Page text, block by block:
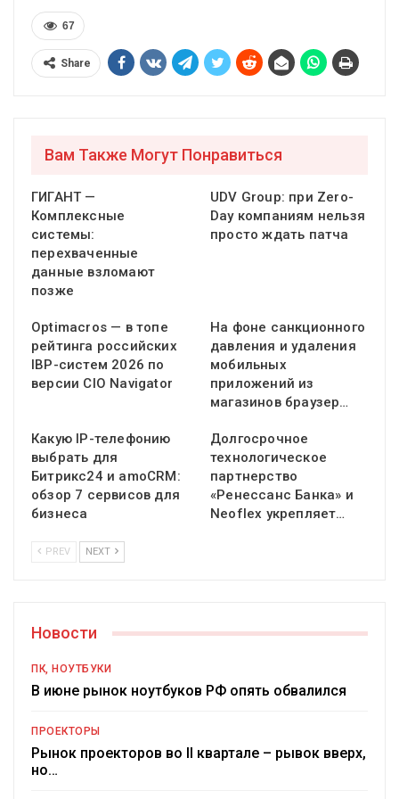
67
Share
Вам Также Могут Понравиться
ГИГАНТ —
Комплексные
системы:
перехваченные
данные взломают
позже
UDV Group: при Zero-
Day компаниям нельзя
просто ждать патча
Optimacros — в топе
рейтинга российских
IBP-систем 2026 по
версии CIO Navigator
На фоне санкционного
давления и удаления
мобильных
приложений из
магазинов браузер…
Какую IP-телефонию
выбрать для
Битрикс24 и amoCRM:
обзор 7 сервисов для
бизнеса
Долгосрочное
технологическое
партнерство
«Ренессанс Банка» и
Neoflex укрепляет…
PREV NEXT
Новости
ПК, НОУТБУКИ
В июне рынок ноутбуков РФ опять обвалился
ПРОЕКТОРЫ
Рынок проекторов во II квартале – рывок вверх,
но…